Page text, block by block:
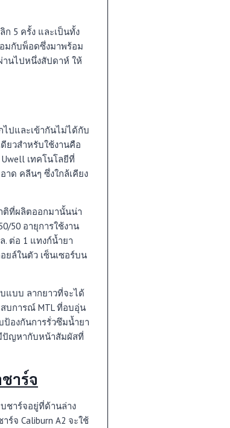
5 ครั้ง และเป็นทั้ง
มกับพ็อดซึ่งมาพร้อม
านไปหนึ่งสัปดาห์ ให้
ปและเข้ากันไม่ได้กับ
ดียวสำหรับใช้งานคือ
เทคโนโลยีที่
าด คลีนๆ ซึ่งใกล้เคียง
ติที่ผลิตออกมานั้นน่า
50 อายุการใช้งาน
. ต่อ 1 แทงก์น้ำยา
ยล์ในตัว เซ็นเซอร์บน
บบ ลากยาวที่จะได้
การณ์ MTL ที่อบอุ่น
องกันการรั่วซึมน้ำยา
ปัญหากับหน้าสัมผัสที่
าร์จ
ชาร์จอยู่ที่ด้านล่าง
ร์จ Caliburn A2 จะใช้